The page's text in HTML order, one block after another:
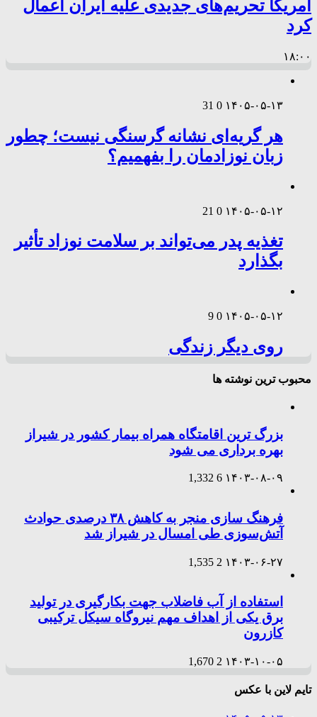
آمریکا تحریم‌های جدیدی علیه ایران اعمال
کرد
۱۸:۰۰
۱۴۰۵-۰۵-۱۳ 0
31
هر گریه‌ای نشانه گرسنگی نیست؛ چطور
زبان نوزادمان را بفهمیم؟
۱۴۰۵-۰۵-۱۲ 0
21
تغذیه پدر می‌تواند بر سلامت نوزاد تأثیر
بگذارد
۱۴۰۵-۰۵-۱۲ 0
9
روی دیگر زندگی
محبوب ترین نوشته ها
بزرگ ترین اقامتگاه همراه بیمار کشور در شیراز
بهره برداری می شود
۱۴۰۳-۰۸-۰۹ 6
1,332
فرهنگ سازی منجر به کاهش ۳۸ درصدی حوادث
آتش‌سوزی طی امسال در شیراز شد
۱۴۰۳-۰۶-۲۷ 2
1,535
استفاده از آب فاضلاب جهت بکارگیری در تولید
برق یکی از اهداف مهم نیروگاه سیکل ترکیبی
کازرون
۱۴۰۳-۱۰-۰۵ 2
1,670
تایم لاین با عکس